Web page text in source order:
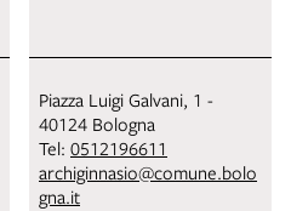
Piazza Luigi Galvani, 1 -
40124 Bologna
Tel: 0512196611
archiginnasio@comune.bolo
gna.it